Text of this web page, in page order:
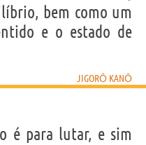
bem como um
e o estado de
JIGORŌ KANŌ
é para lutar, e sim